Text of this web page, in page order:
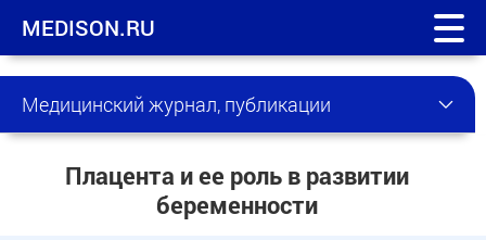
MEDISON.RU
Медицинский журнал, публикации
Плацента и ее роль в развитии
беременности